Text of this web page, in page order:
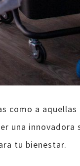
como a
una innovadora
tu bienestar.